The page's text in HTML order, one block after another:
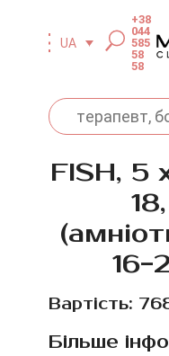
UA
+38
044
585
58
58
FISH, 5
16-
Вартість:
Більше